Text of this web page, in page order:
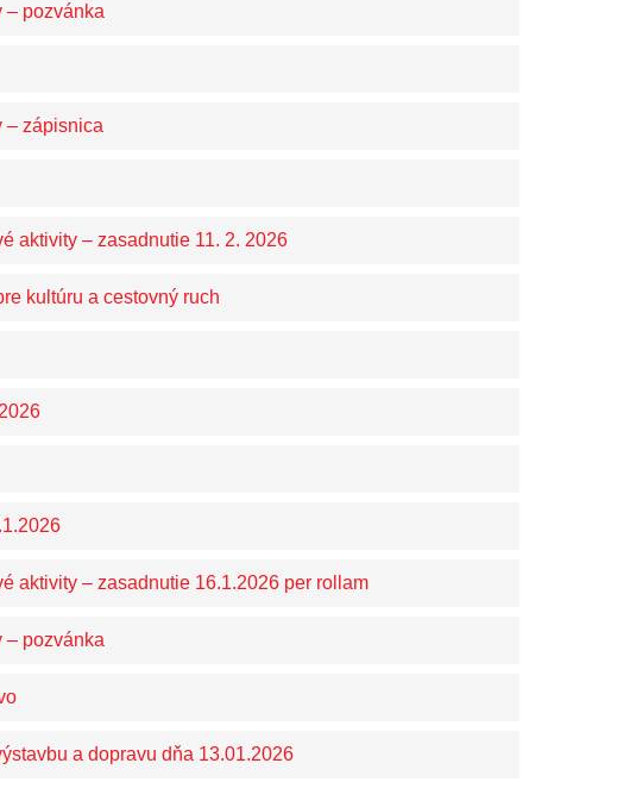
– pozvánka
– zápisnica
aktivity – zasadnutie 11. 2. 2026
kultúru a cestovný ruch
aktivity – zasadnutie 16.1.2026 per rollam
– pozvánka
a dopravu dňa 13.01.2026